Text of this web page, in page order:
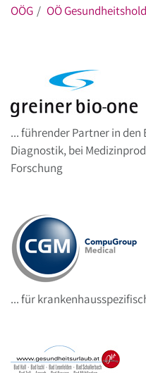
OÖG OÖ
... führender Partner in
Diagnostik, bei
Forschung
... für